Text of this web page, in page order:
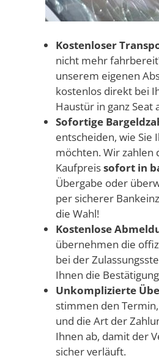
Kostenloser
nicht mehr
unserem eigenen
kostenlos direkt bei
Haustür in ganz Seat
Sofortige
entscheiden, wie Sie
möchten. Wir zahlen
Kaufpreissofort in
Übergabe oder
per sicherer
die Wahl!
Kostenlose
übernehmen die
bei der
Ihnen die
Unkomplizierte
stimmen den
und die Art der
Ihnen ab, damit der
sicher verläuft.